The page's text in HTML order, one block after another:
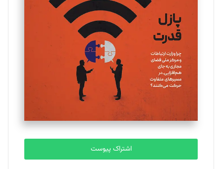
یسنا امان‌پور
تحریریه
ملینا جعفری
تحریریه
مصطفی مسجدی آرانی
تحریریه
بابک نقاش
اشتراک پیوست